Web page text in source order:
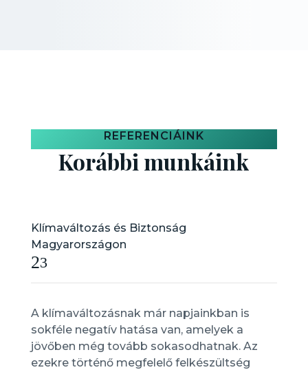
REFERENCIÁINK
Korábbi munkáink
Klímaváltozás és Biztonság
Magyarországon
23
A klímaváltozásnak már napjainkban is
sokféle negatív hatása van, amelyek a
jövőben még tovább sokasodhatnak. Az
ezekre történő megfelelő felkészültség